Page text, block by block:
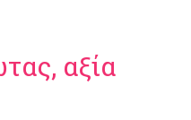
αξία